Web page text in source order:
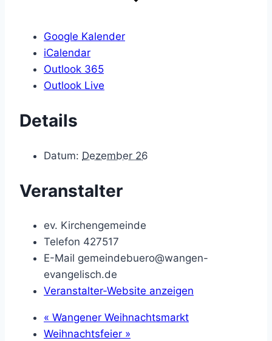
Google Kalender
iCalendar
Outlook 365
Outlook Live
Details
Datum: Dezember 26
Veranstalter
ev. Kirchengemeinde
Telefon 427517
E-Mail gemeindebuero@wangen-
evangelisch.de
Veranstalter-Website anzeigen
« Wangener Weihnachtsmarkt
Weihnachtsfeier »